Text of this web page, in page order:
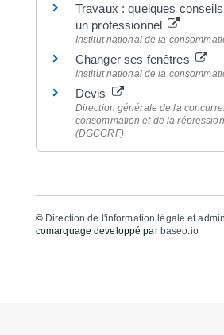
Travaux : quelques
un professionnel
Institut national de la
Changer ses fenêtres
Institut national de la
Devis
Direction générale de la
consommation et de la
(DGCCRF)
© Direction de l'information légale et
comarquage developpé par baseo.io